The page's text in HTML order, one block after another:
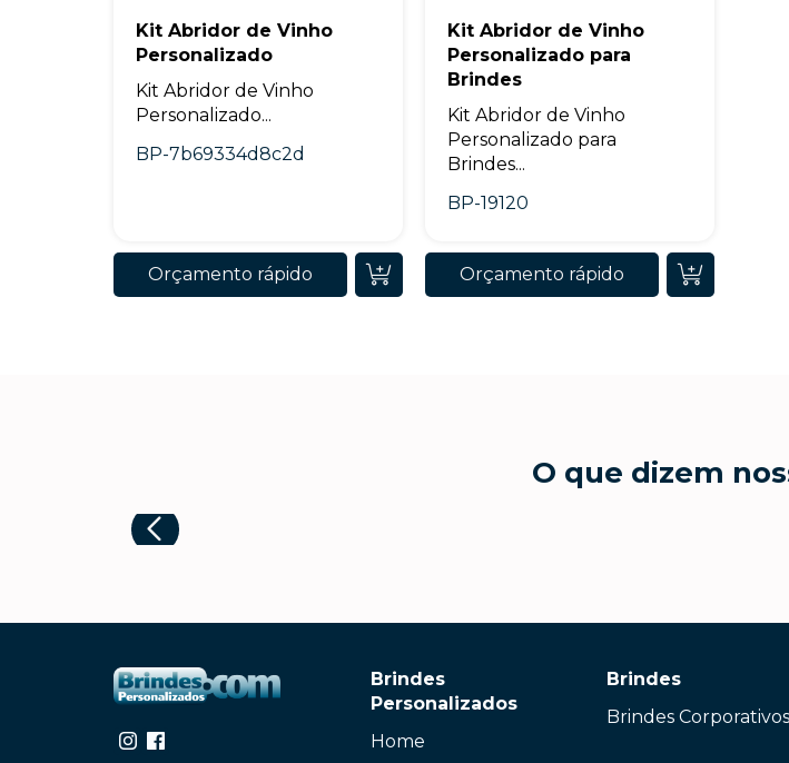
Kit Abridor de Vinho
Personalizado
Kit Abridor de Vinho
Personalizado...
BP-7b69334d8c2d
Orçamento rápido
Kit Abridor de Vinho
Personalizado para
Brindes
Kit Abridor de Vinho
Personalizado para
Brindes...
BP-19120
Orçamento rápido
O que dizem
Brindes
Personalizados
Home
Brindes
Brindes Corporativos
Eu concordo em receber
privacidade, utilizaremos seus dados
marketing. Você pode alterar suas
momento.